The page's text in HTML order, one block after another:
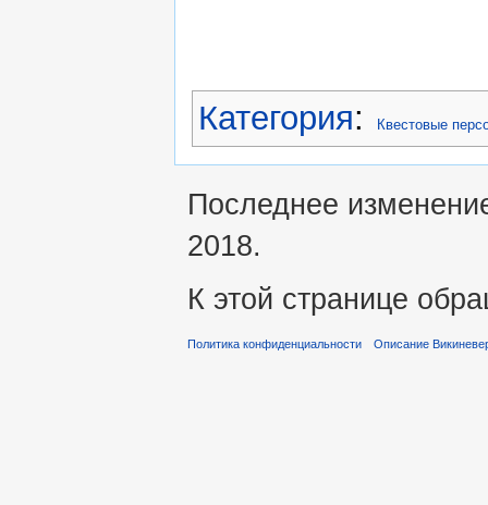
Категория: Квестовые
Последнее
2018.
К этой странице
Политика конфиденциальности Описание